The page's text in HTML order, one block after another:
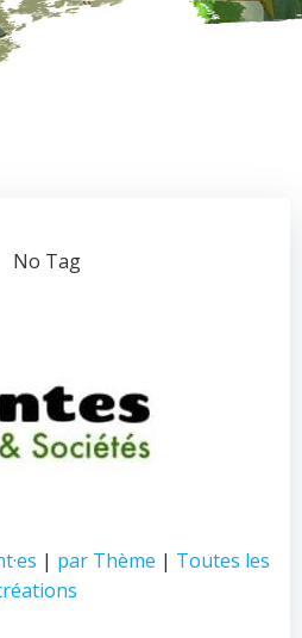
No Tag
| par Thème | Toutes les